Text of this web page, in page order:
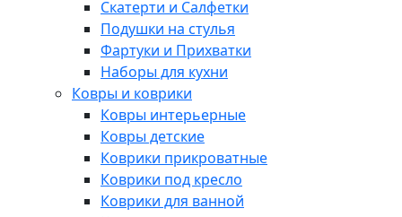
Скатерти и Салфетки
Подушки на стулья
Фартуки и Прихватки
Наборы для кухни
Ковры и коврики
Ковры интерьерные
Ковры детские
Коврики прикроватные
Коврики под кресло
Коврики для ванной